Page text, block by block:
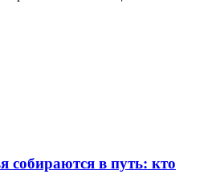
собираются в путь: кто